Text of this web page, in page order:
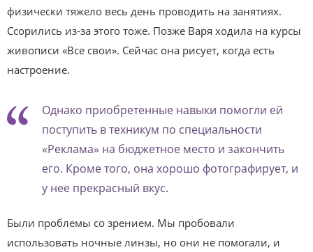
физически тяжело весь день проводить на занятиях.
Ссорились из-за этого тоже. Позже Варя ходила на курсы
живописи «Все свои». Сейчас она рисует, когда есть
настроение.
Однако приобретенные навыки помогли ей
поступить в техникум по специальности
«Реклама» на бюджетное место и закончить
его. Кроме того, она хорошо фотографирует, и
у нее прекрасный вкус.
Были проблемы со зрением. Мы пробовали
использовать ночные линзы, но они не помогали, и